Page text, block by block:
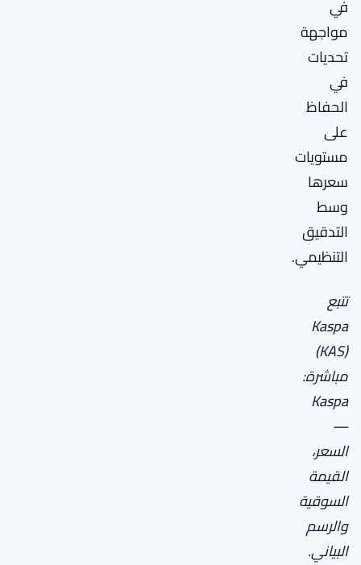
في
مواجهة
تحديات
في
الحفاظ
على
مستويات
سعرها
وسط
التدقيق
التنظيمي.
تتبع
Kaspa
(KAS)
مباشرة:
Kaspa
—
السعر،
القيمة
السوقية
والرسم
البياني.